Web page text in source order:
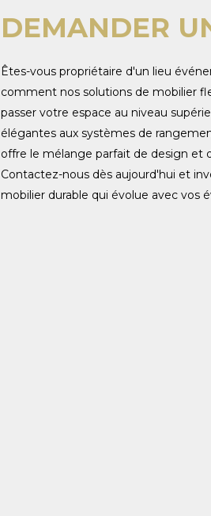
DEMANDER
Êtes-vous propriétaire d'un lieu
comment nos solutions de mobilier
passer votre espace au niveau
élégantes aux systèmes de
offre le mélange parfait de design et
Contactez-nous dès aujourd'hui et
mobilier durable qui évolue avec vos